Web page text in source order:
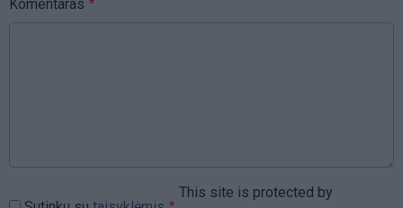
Komentaras
This site is protected by